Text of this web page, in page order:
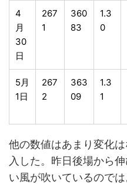
4
月
30
日
267
1
360
83
1.3
0
5月
1日
267
2
363
09
1.3
1
他の数値はあまり変化
入した。昨日後場から
い風が吹いているので